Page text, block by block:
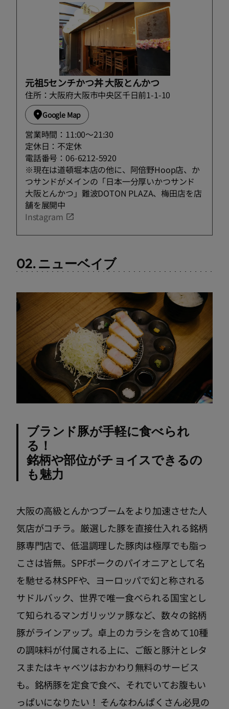
元祖5センチかつ丼 大阪とんかつ
住所：大阪府大阪市中央区千日前1-1-10
Google Map
営業時間：11:00～21:30
定休日：不定休
電話番号：06-6212-5920
※現在は道頓堀本店の他に、阿倍野Hoop店、か
つサンドがメインの「日本一分厚いかつサンド
大阪とんかつ」難波DOTON PLAZA、梅田店を店
舗を展開中
Instagram
02. ニューベイブ
ブランド豚が手軽に食べられ
る！
銘柄や部位がチョイスできるの
も魅力
大阪の高級とんかつブームをより加速させた人
気店がコチラ。厳選した豚を直接仕入れる銘柄
豚専門店で、低温調理した豚肉は極厚でも脂っ
こさは皆無。SPFポークのパイオニアとして名
を馳せる林SPFや、ヨーロッパで幻と称される
サドルバック、世界で唯一食べられる国宝とし
て知られるマンガリッツァ豚など、数々の銘柄
豚がラインアップ。卓上のカラシを含めて10種
の調味料が付属される上に、ご飯と豚汁とレタ
スまたはキャベツはおかわり無料のサービス
も。銘柄豚を定食で食べ、それでいてお腹もい
っぱいになりたい！ そんなわんぱくさん必見の